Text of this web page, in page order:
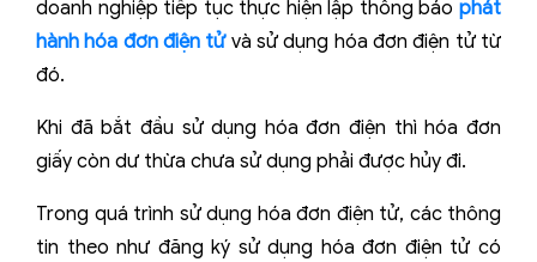
doanh nghiệp tiếp tục thực hiện lập thông báo phát
hành hóa đơn điện tửvà sử dụng hóa đơn điện tử từ
đó.
Khi đã bắt đầu sử dụng hóa đơn điện thì hóa đơn
giấy còn dư thừa chưa sử dụng phải được hủy đi.
Trong quá trình sử dụng hóa đơn điện tử, các thông
tin theo như đăng ký sử dụng hóa đơn điện tử có